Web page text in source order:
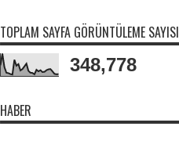
TOPLAM SAYFA GÖRÜNTÜLEME SAYISI
348,778
HABER